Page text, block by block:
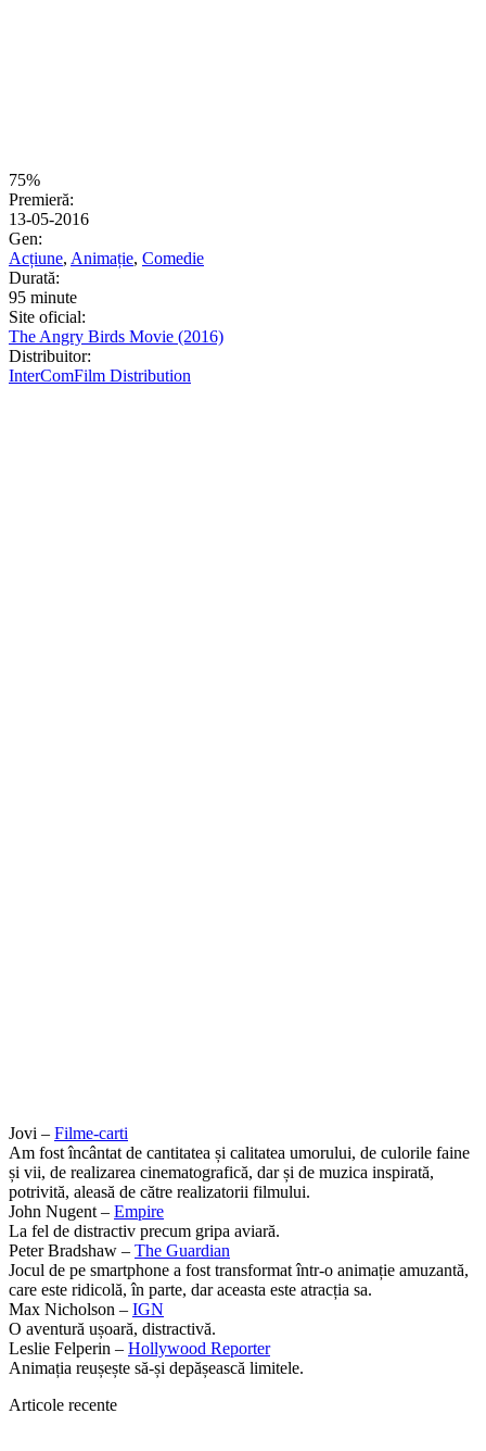
75%
Premieră:
13-05-2016
Gen:
Acțiune, Animație, Comedie
Durată:
95 minute
Site oficial:
The Angry Birds Movie (2016)
Distribuitor:
InterComFilm Distribution
Jovi – Filme-carti
Am fost încântat de cantitatea și calitatea umorului, de culorile faine
și vii, de realizarea cinematografică, dar și de muzica inspirată,
potrivită, aleasă de către realizatorii filmului.
John Nugent – Empire
La fel de distractiv precum gripa aviară.
Peter Bradshaw – The Guardian
Jocul de pe smartphone a fost transformat într-o animație amuzantă,
care este ridicolă, în parte, dar aceasta este atracția sa.
Max Nicholson – IGN
O aventură ușoară, distractivă.
Leslie Felperin – Hollywood Reporter
Animația reușește să-și depășească limitele.
Articole recente